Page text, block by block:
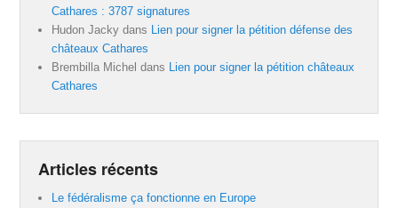
Cathares : 3787 signatures
Hudon Jacky dans
Lien pour signer la pétition défense des
châteaux Cathares
Brembilla Michel dans
Lien pour signer la pétition châteaux
Cathares
Articles récents
Le fédéralisme ça fonctionne en Europe